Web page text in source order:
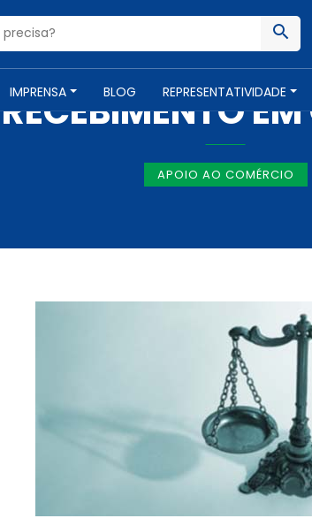
IMPRENSA BLOG REPRESENTATIVIDADE
NOTÍCIAS -16 DE OUTUBRO
RECEBIMENTO
APOIO AO COMÉRCIO